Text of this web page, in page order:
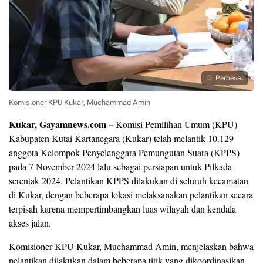
Perbesar
Komisioner KPU Kukar, Muchammad Amin
Kukar, Gayamnews.com –Komisi Pemilihan Umum (KPU)
Kabupaten Kutai Kartanegara (Kukar) telah melantik 10.129
anggota Kelompok Penyelenggara Pemungutan Suara (KPPS)
pada 7 November 2024 lalu sebagai persiapan untuk Pilkada
serentak 2024. Pelantikan KPPS dilakukan di seluruh kecamatan
di Kukar, dengan beberapa lokasi melaksanakan pelantikan secara
terpisah karena mempertimbangkan luas wilayah dan kendala
akses jalan.
Komisioner KPU Kukar, Muchammad Amin, menjelaskan bahwa